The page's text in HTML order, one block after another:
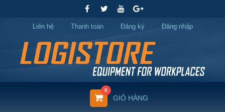
Liên hệ Thanh toán Đăng ký Đăng nhập
GIỎ HÀNG
0